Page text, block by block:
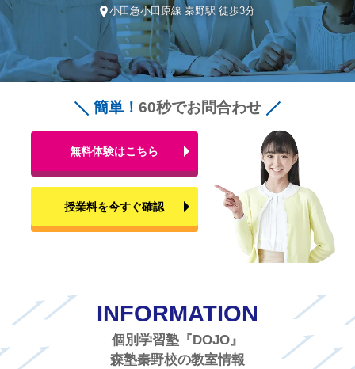
小田急小田原線 秦野駅 徒歩3分
簡単！ 60秒でお問合わせ
無料体験はこちら
授業料を今すぐ確認
INFORMATION
個別学習塾『DOJO』
森塾秦野校の教室情報